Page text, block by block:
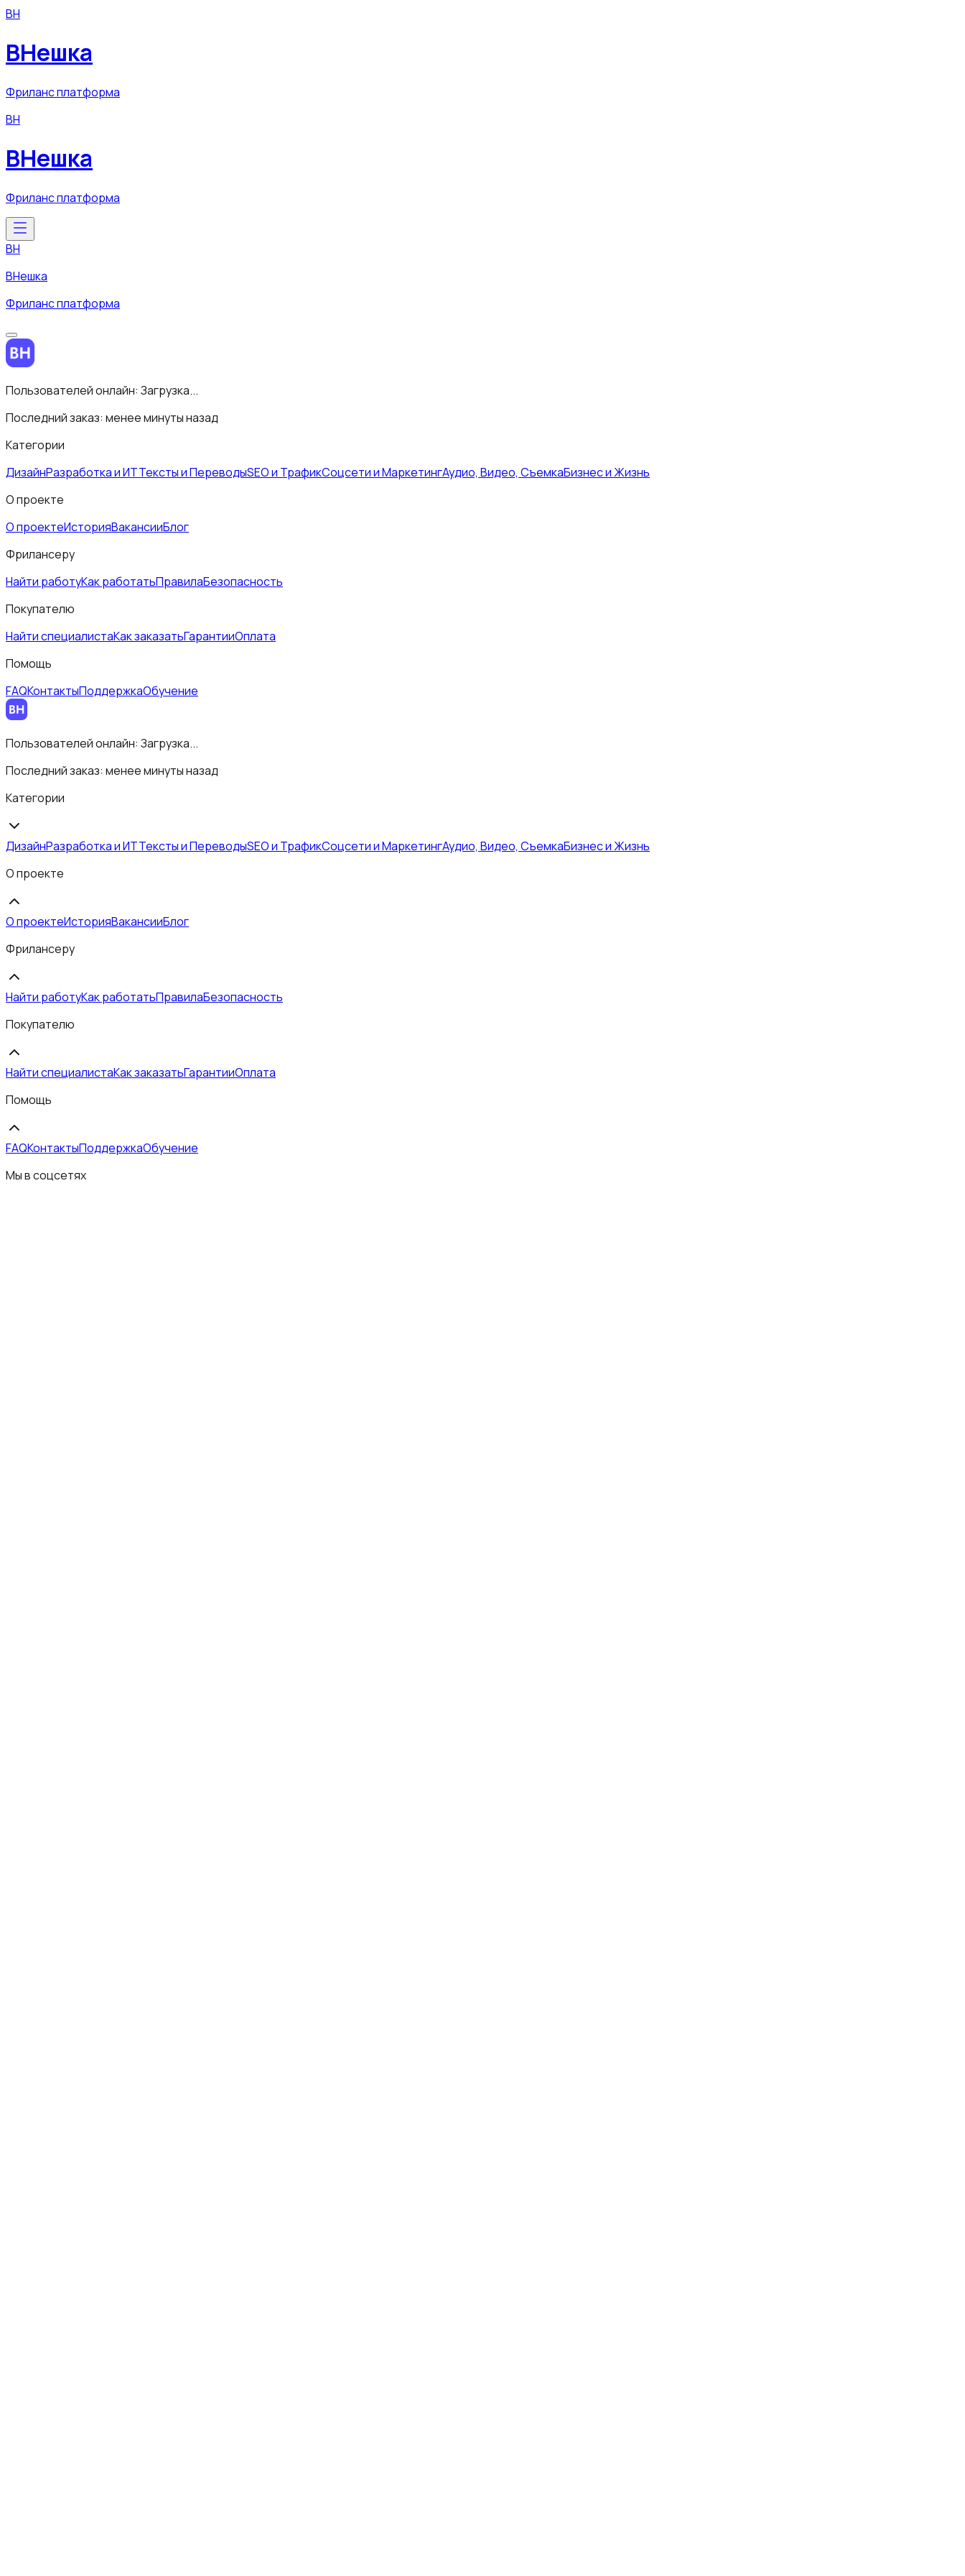
ВН
ВНешка
Фриланс платформа
ВН
ВНешка
Фриланс платформа
ВН
ВНешка
Фриланс платформа
Пользователей онлайн: Загрузка...
Последний заказ: менее минуты назад
Категории
ДизайнРазработка и ИТТексты и ПереводыSEO и ТрафикСоцсети и МаркетингАудио, Видео, СъемкаБизнес и Жизнь
О проекте
О проектеИсторияВакансииБлог
Фрилансеру
Найти работуКак работатьПравилаБезопасность
Покупателю
Найти специалистаКак заказатьГарантииОплата
Помощь
FAQКонтактыПоддержкаОбучение
Пользователей онлайн: Загрузка...
Последний заказ: менее минуты назад
Категории
ДизайнРазработка и ИТТексты и ПереводыSEO и ТрафикСоцсети и МаркетингАудио, Видео, СъемкаБизнес и Жизнь
О проекте
О проектеИсторияВакансииБлог
Фрилансеру
Найти работуКак работатьПравилаБезопасность
Покупателю
Найти специалистаКак заказатьГарантииОплата
Помощь
FAQКонтактыПоддержкаОбучение
Мы в соцсетях